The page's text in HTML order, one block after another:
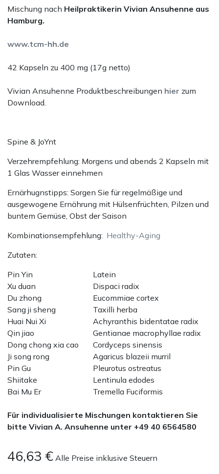
Mischung nach Heilpraktikerin Vivian Ansuhenne aus
Hamburg.
www.tcm-hh.de
42 Kapseln zu 400 mg (17g netto)
Vivian Ansuhenne Produktbeschreibungen hier zum
Download.
Spine & JoYnt
Verzehrempfehlung: Morgens und abends 2 Kapseln mit
1 Glas Wasser einnehmen
Ernärhugnstipps: Sorgen Sie für regelmäßige und
ausgewogene Ernährung mit Hülsenfrüchten, Pilzen und
buntem Gemüse, Obst der Saison
Kombinationsempfehlung: Healthy-Aging
Zutaten:
Pin Yin
Latein
Xu duan
Dispaci radix
Du zhong
Eucommiae cortex
Sang ji sheng
Taxilli herba
Huai Nui Xi
Achyranthis bidentatae radix
Qin jiao
Gentianae macrophyllae radix
Dong chong xia cao
Cordyceps sinensis
Ji song rong
Agaricus blazeii murril
Pin Gu
Pleurotus ostreatus
Shiitake
Lentinula edodes
Bai Mu Er
Tremella Fuciformis
Für individualisierte Mischungen kontaktieren Sie
bitte Vivian A. Ansuhenne unter +49 40 6564580
46,63 € Alle Preise inklusive Steuern